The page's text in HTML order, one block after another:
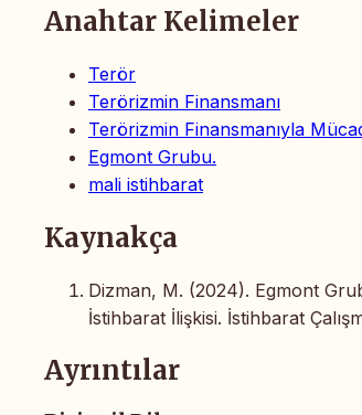
Anahtar Kelimeler
Terör
Terörizmin Finansmanı
Terörizmin Finansmanıyla
Egmont Grubu.
mali istihbarat
Kaynakça
Dizman, M. (2024). Egmont
İstihbarat İlişkisi. İstihbarat
Ayrıntılar